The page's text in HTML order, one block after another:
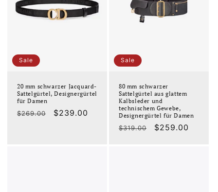
Sale
20 mm schwarzer Jacquard-
Sattelgürtel, Designergürtel
für Damen
Normaler
$269.00 Verkaufspreis
$239.00
Sale
80 mm schwarzer
Sattelgürtel aus glattem
Kalbsleder und
technischem Gewebe,
Designergürtel für Damen
Normaler
$319.00 Verkaufspreis
$259.00